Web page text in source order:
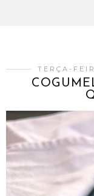
TERÇA-